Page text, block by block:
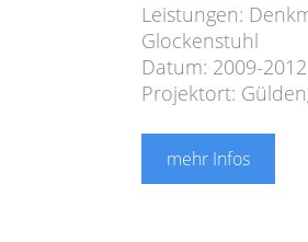
Leistungen:
Glockenstuhl
Datum: 2009-2012
Projektort:
mehr Infos